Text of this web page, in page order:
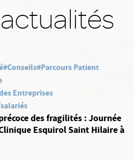
#Conseils#Parcours Patient
Entreprises
des fragilités : Journée
Esquirol Saint Hilaire à